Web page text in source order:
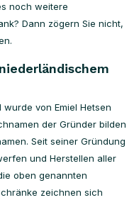
noch weitere
Dann zögern Sie nicht,
von Emiel Hetsen
der Gründer bilden
Seit seiner Gründung
und Herstellen aller
oben genannten
zeichnen sich